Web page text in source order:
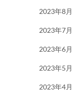
2023年8月
2023年7月
2023年6月
2023年5月
2023年4月